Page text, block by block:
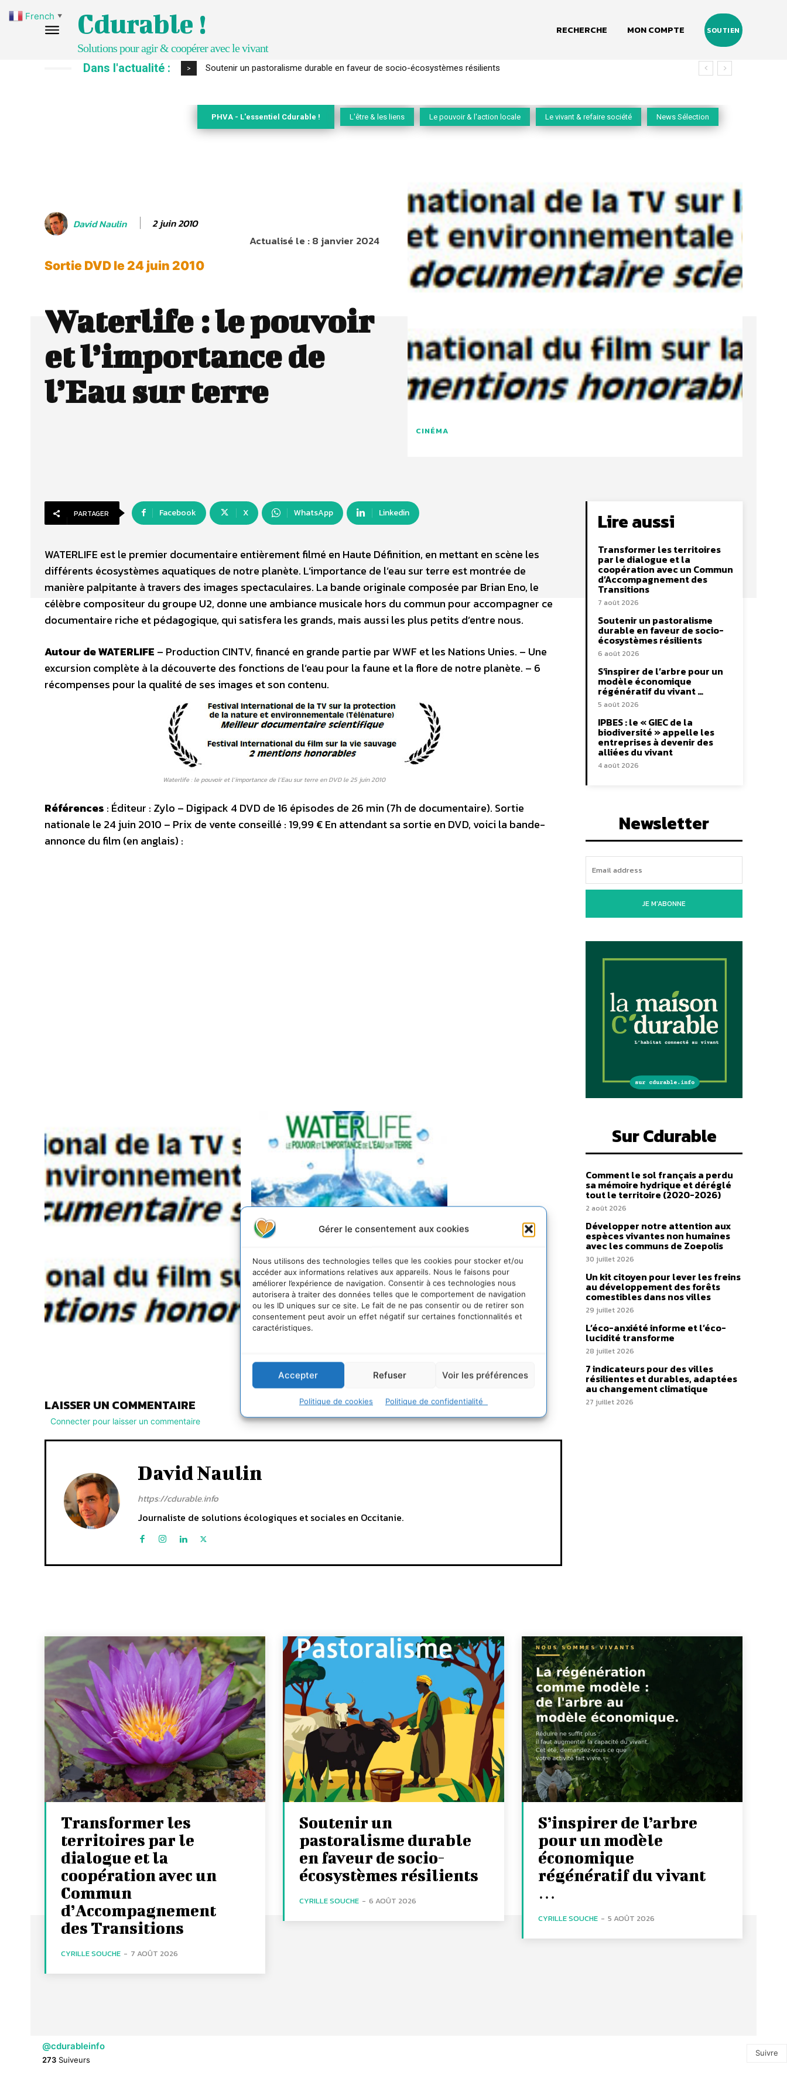
Gérer le consentement aux cookies
Nous utilisons des technologies telles que les cookies pour stocker et/ou
accéder aux informations relatives aux appareils. Nous le faisons pour
améliorer l’expérience de navigation. Consentir à ces technologies nous
autorisera à traiter des données telles que le comportement de navigation
ou les ID uniques sur ce site. Le fait de ne pas consentir ou de retirer son
consentement peut avoir un effet négatif sur certaines fonctionnalités et
caractéristiques.
Accepter Refuser Voir les préférences
Politique de cookies Politique de confidentialité
Cdurable !
Solutions pour agir & coopérer avec le vivant
RECHERCHE MON COMPTE SOUTIEN
Dans l'actualité : > S’inspirer de l’arbre pour un modèle économique régénératif du vivant …
PHVA - L'essentiel Cdurable ! L'être & les liens Le pouvoir & l'action locale Le vivant & refaire société News Sélection
David Naulin 2 juin 2010
Actualisé le :8 janvier 2024
Sortie DVD le 24 juin 2010
Waterlife : le pouvoir
et l’importance de
l’Eau sur terre
CINÉMA
PARTAGER Facebook X WhatsApp Linkedin
WATERLIFE est le premier documentaire entièrement filmé en Haute Définition, en mettant en scène les
différents écosystèmes aquatiques de notre planète. L’importance de l’eau sur terre est montrée de
manière palpitante à travers des images spectaculaires. La bande originale composée par Brian Eno, le
célèbre compositeur du groupe U2, donne une ambiance musicale hors du commun pour accompagner ce
documentaire riche et pédagogique, qui satisfera les grands, mais aussi les plus petits d’entre nous.
Autour de WATERLIFE – Production CINTV, financé en grande partie par WWF et les Nations Unies. – Une
excursion complète à la découverte des fonctions de l’eau pour la faune et la flore de notre planète. – 6
récompenses pour la qualité de ses images et son contenu.
Waterlife : le pouvoir et l’importance de l’Eau sur terre en DVD le 25 juin 2010
Références : Éditeur : Zylo – Digipack 4 DVD de 16 épisodes de 26 min (7h de documentaire). Sortie
nationale le 24 juin 2010 – Prix de vente conseillé : 19,99 € En attendant sa sortie en DVD, voici la bande-
annonce du film (en anglais) :
LAISSER UN COMMENTAIRE
Connecter pour laisser un commentaire
David Naulin
https://cdurable.info
Journaliste de solutions écologiques et sociales en Occitanie.
Lire aussi
Transformer les territoires
par le dialogue et la
coopération avec un Commun
d’Accompagnement des
Transitions
7 août 2026
Soutenir un pastoralisme
durable en faveur de socio-
écosystèmes résilients
6 août 2026
S’inspirer de l’arbre pour un
modèle économique
régénératif du vivant …
5 août 2026
IPBES : le « GIEC de la
biodiversité » appelle les
entreprises à devenir des
alliées du vivant
4 août 2026
Newsletter
JE M'ABONNE
Sur Cdurable
Comment le sol français a perdu
sa mémoire hydrique et déréglé
tout le territoire (2020-2026)
2 août 2026
Développer notre attention aux
espèces vivantes non humaines
avec les communs de Zoepolis
30 juillet 2026
Un kit citoyen pour lever les freins
au développement des forêts
comestibles dans nos villes
29 juillet 2026
L’éco-anxiété informe et l’éco-
lucidité transforme
28 juillet 2026
7 indicateurs pour des villes
résilientes et durables, adaptées
au changement climatique
27 juillet 2026
Transformer les
territoires par le
dialogue et la
coopération avec un
Commun
d’Accompagnement
des Transitions
CYRILLE SOUCHE - 7 AOÛT 2026
Soutenir un
pastoralisme durable
en faveur de socio-
écosystèmes résilients
CYRILLE SOUCHE - 6 AOÛT 2026
S’inspirer de l’arbre
pour un modèle
économique
régénératif du vivant
…
CYRILLE SOUCHE - 5 AOÛT 2026
@cdurableinfo
273 Suiveurs
Suivre
French ▼